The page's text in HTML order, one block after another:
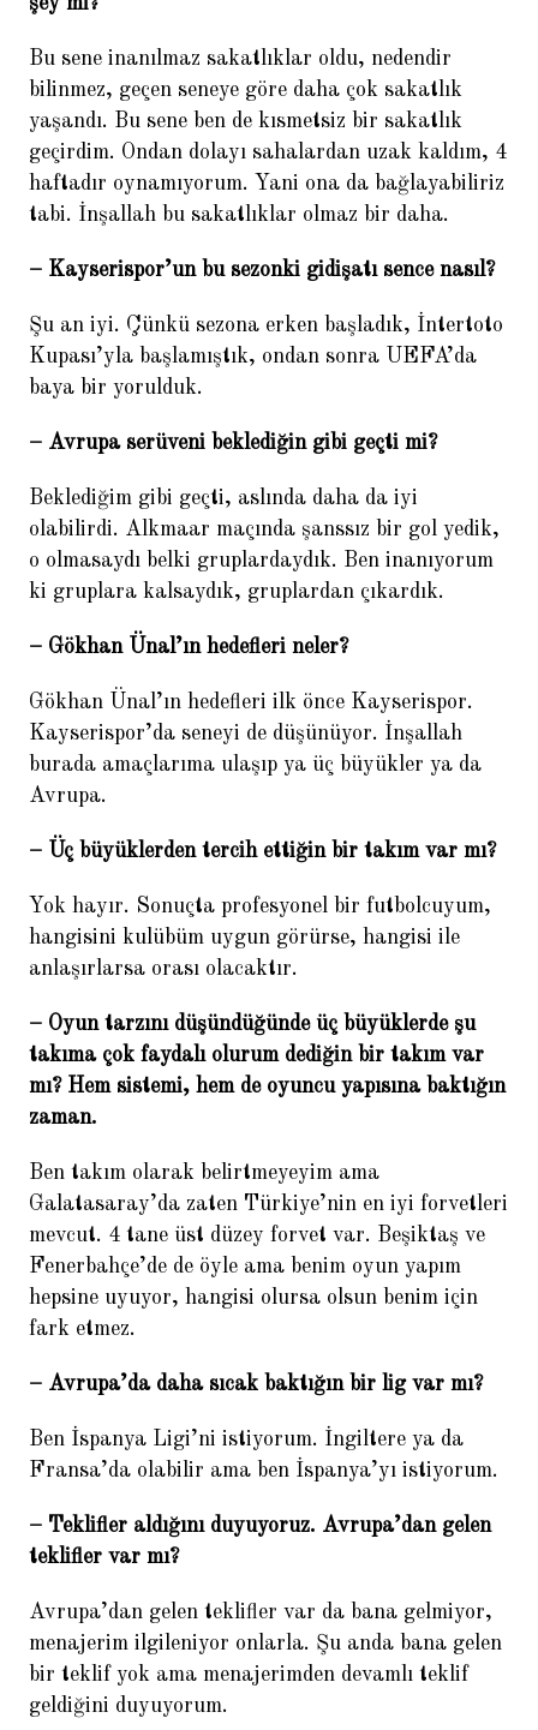
beni iki kez istedi
Fernando Hierro:
Ronaldo kazanmaktan bıkmaz
BIZI TAKIP EDIN
POPÜLER HABERLER
Sven Goran Eriksson: Finali
göreceğimizden emindik
2.
Juan Mata: Türkiye maçını
unutamam
Hulk: Ailemin tek umuduydum
5.
Portekiz: Sporting Lizbon
Akademi ‘Akademi Sporting’in
DNA’sıdır’
6.
Ogan Tarhan: Gökhan Gönül’e
ciddi teklifler vardı
değil Türk futboluna
8.
Hollanda: Ajax Alt Yapısı
‘Scout ekibimiz 1000 kişiden
fazla’
9. ‘Fatih Terim önümüzü açmadı’
10. Eusebio: Pele’ye Brezilya’nın
Bu sene inanılmaz sakatlıklar oldu, nedendir
bilinmez, geçen seneye göre daha çok sakatlık
yaşandı. Bu sene ben de kısmetsiz bir sakatlık
geçirdim. Ondan dolayı sahalardan uzak kaldım, 4
haftadır oynamıyorum. Yani ona da bağlayabiliriz
tabi. İnşallah bu sakatlıklar olmaz bir daha.
– Kayserispor’un bu sezonki gidişatı sence nasıl?
Şu an iyi. Çünkü sezona erken başladık, İntertoto
Kupası’yla başlamıştık, ondan sonra UEFA’da
baya bir yorulduk.
– Avrupa serüveni beklediğin gibi geçti mi?
Beklediğim gibi geçti, aslında daha da iyi
olabilirdi. Alkmaar maçında şanssız bir gol yedik,
o olmasaydı belki gruplardaydık. Ben inanıyorum
ki gruplara kalsaydık, gruplardan çıkardık.
– Gökhan Ünal’ın hedefleri neler?
Gökhan Ünal’ın hedefleri ilk önce Kayserispor.
Kayserispor’da seneyi de düşünüyor. İnşallah
burada amaçlarıma ulaşıp ya üç büyükler ya da
Avrupa.
– Üç büyüklerden tercih ettiğin bir takım var mı?
Yok hayır. Sonuçta profesyonel bir futbolcuyum,
hangisini kulübüm uygun görürse, hangisi ile
anlaşırlarsa orası olacaktır.
– Oyun tarzını düşündüğünde üç büyüklerde şu
takıma çok faydalı olurum dediğin bir takım var
mı? Hem sistemi, hem de oyuncu yapısına baktığın
zaman.
Ben takım olarak belirtmeyeyim ama
Galatasaray’da zaten Türkiye’nin en iyi forvetleri
mevcut. 4 tane üst düzey forvet var. Beşiktaş ve
Fenerbahçe’de de öyle ama benim oyun yapım
hepsine uyuyor, hangisi olursa olsun benim için
fark etmez.
– Avrupa’da daha sıcak baktığın bir lig var mı?
Ben İspanya Ligi’ni istiyorum. İngiltere ya da
Fransa’da olabilir ama ben İspanya’yı istiyorum.
– Teklifler aldığını duyuyoruz. Avrupa’dan gelen
teklifler var mı?
Avrupa’dan gelen teklifler var da bana gelmiyor,
menajerim ilgileniyor onlarla. Şu anda bana gelen
bir teklif yok ama menajerimden devamlı teklif
geldiğini duyuyorum.